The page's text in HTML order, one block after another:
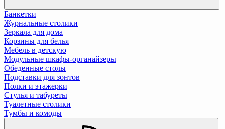
Банкетки
Журнальные столики
Зеркала для дома
Корзины для белья
Мебель в детскую
Модульные шкафы-органайзеры
Обеденные столы
Подставки для зонтов
Полки и этажерки
Стулья и табуреты
Туалетные столики
Тумбы и комоды